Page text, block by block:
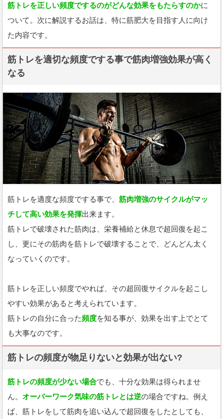
筋トレを正しい頻度でするのがどんな効果をもたらすのかに
ついて。次に解説するお話は、特に筋肥大を目指す人に向け
た内容です。
筋トレを適切な頻度でする事で筋肉増強効果が高く
なる
筋トレを適度な頻度でする事で、筋肉増強のサイクルがマッ
チして高い効果を発揮出来ます。
筋トレで破壊された筋肉は、栄養補給と休息で超回復を起こ
し、更にその筋肉を筋トレで破壊することで、どんどん太く
なっていくのです。
筋トレを正しい頻度でやれば、その超回復サイクルを起こし
やすい効果があると考えられています。
筋トレの自分に合った頻度を知る事が、効果を出す上でとて
も大事なのです。
筋トレの頻度が物足りないと効果が出ない?
筋トレの頻度が少ない場合でも、十分な効果は得られませ
ん。オーバーワーク気味の筋トレとは逆の場合ですね。例え
ば、筋トレをして筋肉を追い込んで超回復をしたとしても、